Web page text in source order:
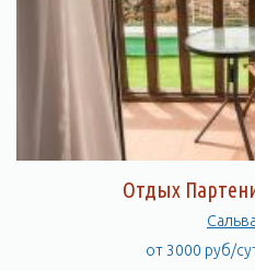
Отдых
от 3000 руб/